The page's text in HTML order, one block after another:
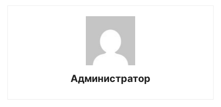
Администратор